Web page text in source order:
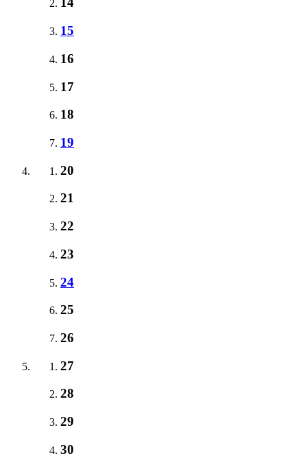
15
16
17
18
19
20
21
22
23
24
25
26
27
28
29
30